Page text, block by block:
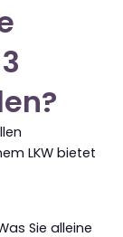
LKW bietet
Sie alleine